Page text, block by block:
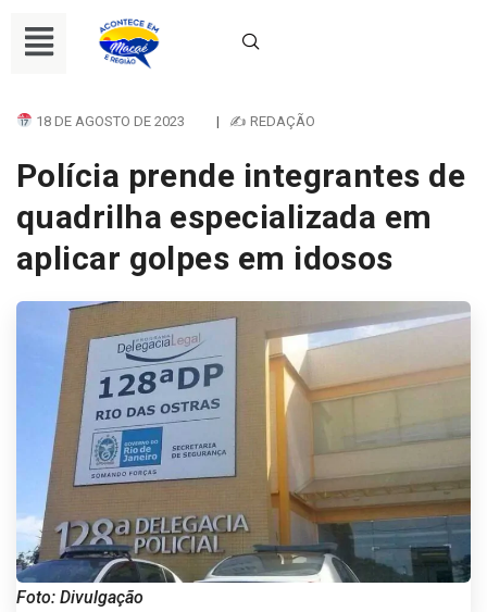
18 DE AGOSTO DE 2023 | ✍ REDAÇÃO
Polícia prende integrantes de
quadrilha especializada em
aplicar golpes em idosos
Foto: Divulgação